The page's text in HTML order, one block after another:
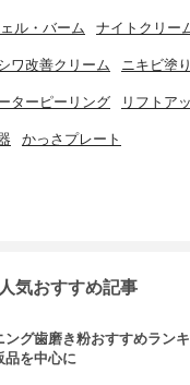
ル・バーム ナイトクリー
ワ改善クリーム ニキビ塗
ターピーリング リフトア
かっさプレート
気おすすめ記事
ング歯磨き粉おすすめラン
品を中心に